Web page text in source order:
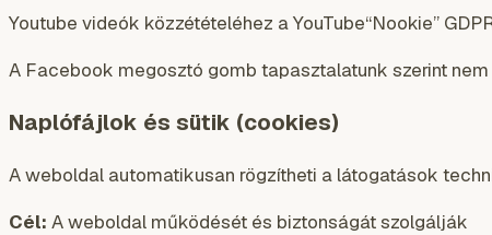
Youtube videók közzétételéhez a YouTube“Nookie”
A Facebook megosztó gomb tapasztalatunk szerint
Naplófájlok és sütik (cookies)
A weboldal automatikusan rögzítheti a látogatások
Cél: A weboldal működését és biztonságát szolgálják